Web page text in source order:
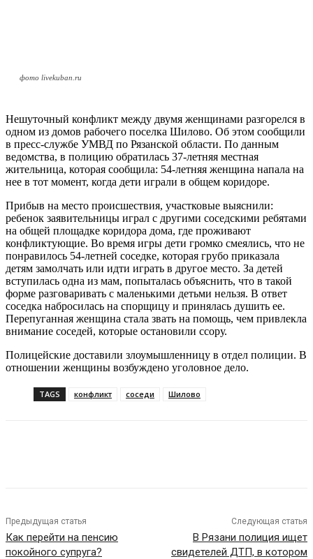
фото livekuban.ru
Нешуточный конфликт между двумя женщинами разгорелся в
одном из домов рабочего поселка Шилово. Об этом сообщили
в пресс-службе УМВД по Рязанской области. По данным
ведомства, в полицию обратилась 37-летняя местная
жительница, которая сообщила: 54-летняя женщина напала на
нее в тот момент, когда дети играли в общем коридоре.
Прибыв на место происшествия, участковые выяснили:
ребенок заявительницы играл с другими соседскими ребятами
на общей площадке коридора дома, где проживают
конфликтующие. Во время игры дети громко смеялись, что не
понравилось 54-летней соседке, которая грубо приказала
детям замолчать или идти играть в другое место. За детей
вступилась одна из мам, попыталась объяснить, что в такой
форме разговаривать с маленькими детьми нельзя. В ответ
соседка набросилась на спорщицу и принялась душить ее.
Перепуганная женщина стала звать на помощь, чем привлекла
внимание соседей, которые остановили ссору.
Полицейские доставили злоумышленницу в отдел полиции. В
отношении женщины возбуждено уголовное дело.
TAGS конфликт соседи Шилово
Предыдущая статья
Как перейти на пенсию
покойного супруга?
Следующая статья
В Рязани полиция ищет
свидетелей ДТП, в котором